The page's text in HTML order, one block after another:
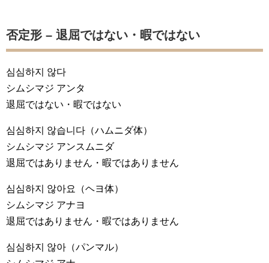
否定形 – 退屈ではない・暇ではない
심심하지 않다
シムシマジ アンタ
退屈ではない・暇ではない
심심하지 않습니다 （ハムニダ体）
シムシマジ アンスムニダ
退屈ではありません・暇ではありません
심심하지 않아요
（ヘヨ体）
シムシマジ アナヨ
退屈ではありません・暇ではありません
심심하지 않아 （パンマル）